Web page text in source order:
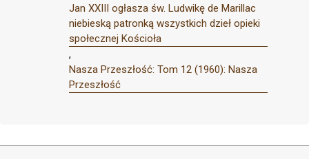
Jan XXIII ogłasza św. Ludwikę de Marillac
niebieską patronką wszystkich dzieł opieki
społecznej Kościoła
,
Nasza Przeszłość: Tom 12 (1960): Nasza
Przeszłość